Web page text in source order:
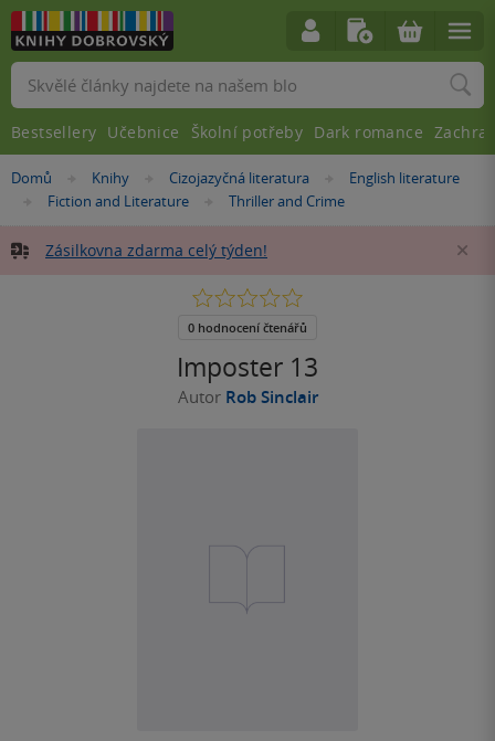
Nacházíte
Domů »Knihy »Cizojazyčná literatura »English literature
»Fiction and Literature »
Thriller and Crime
Zásilkovna zdarma celý týden!
Imposter 13
Autor Rob Sinclair
0.0
5
0 hodnocení čtenářů
Vyhledávání
Bestsellery Učebnice Školní potřeby Dark romance